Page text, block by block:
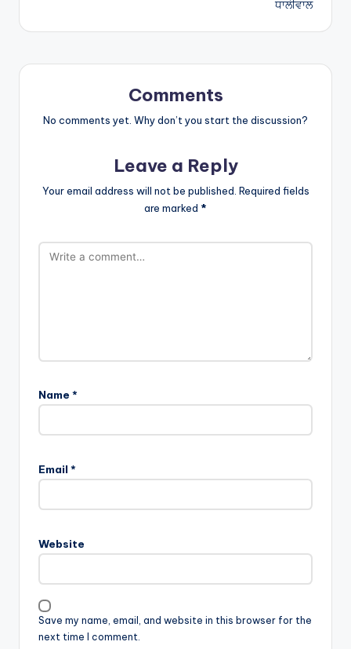
ਧਾਲੀਵਾਲ
Comments
No comments yet. Why don’t you start the discussion?
Leave a Reply
Your email address will not be published. Required fields
are marked *
Name *
Email *
Website
Save my name, email, and website in this browser for the
next time I comment.